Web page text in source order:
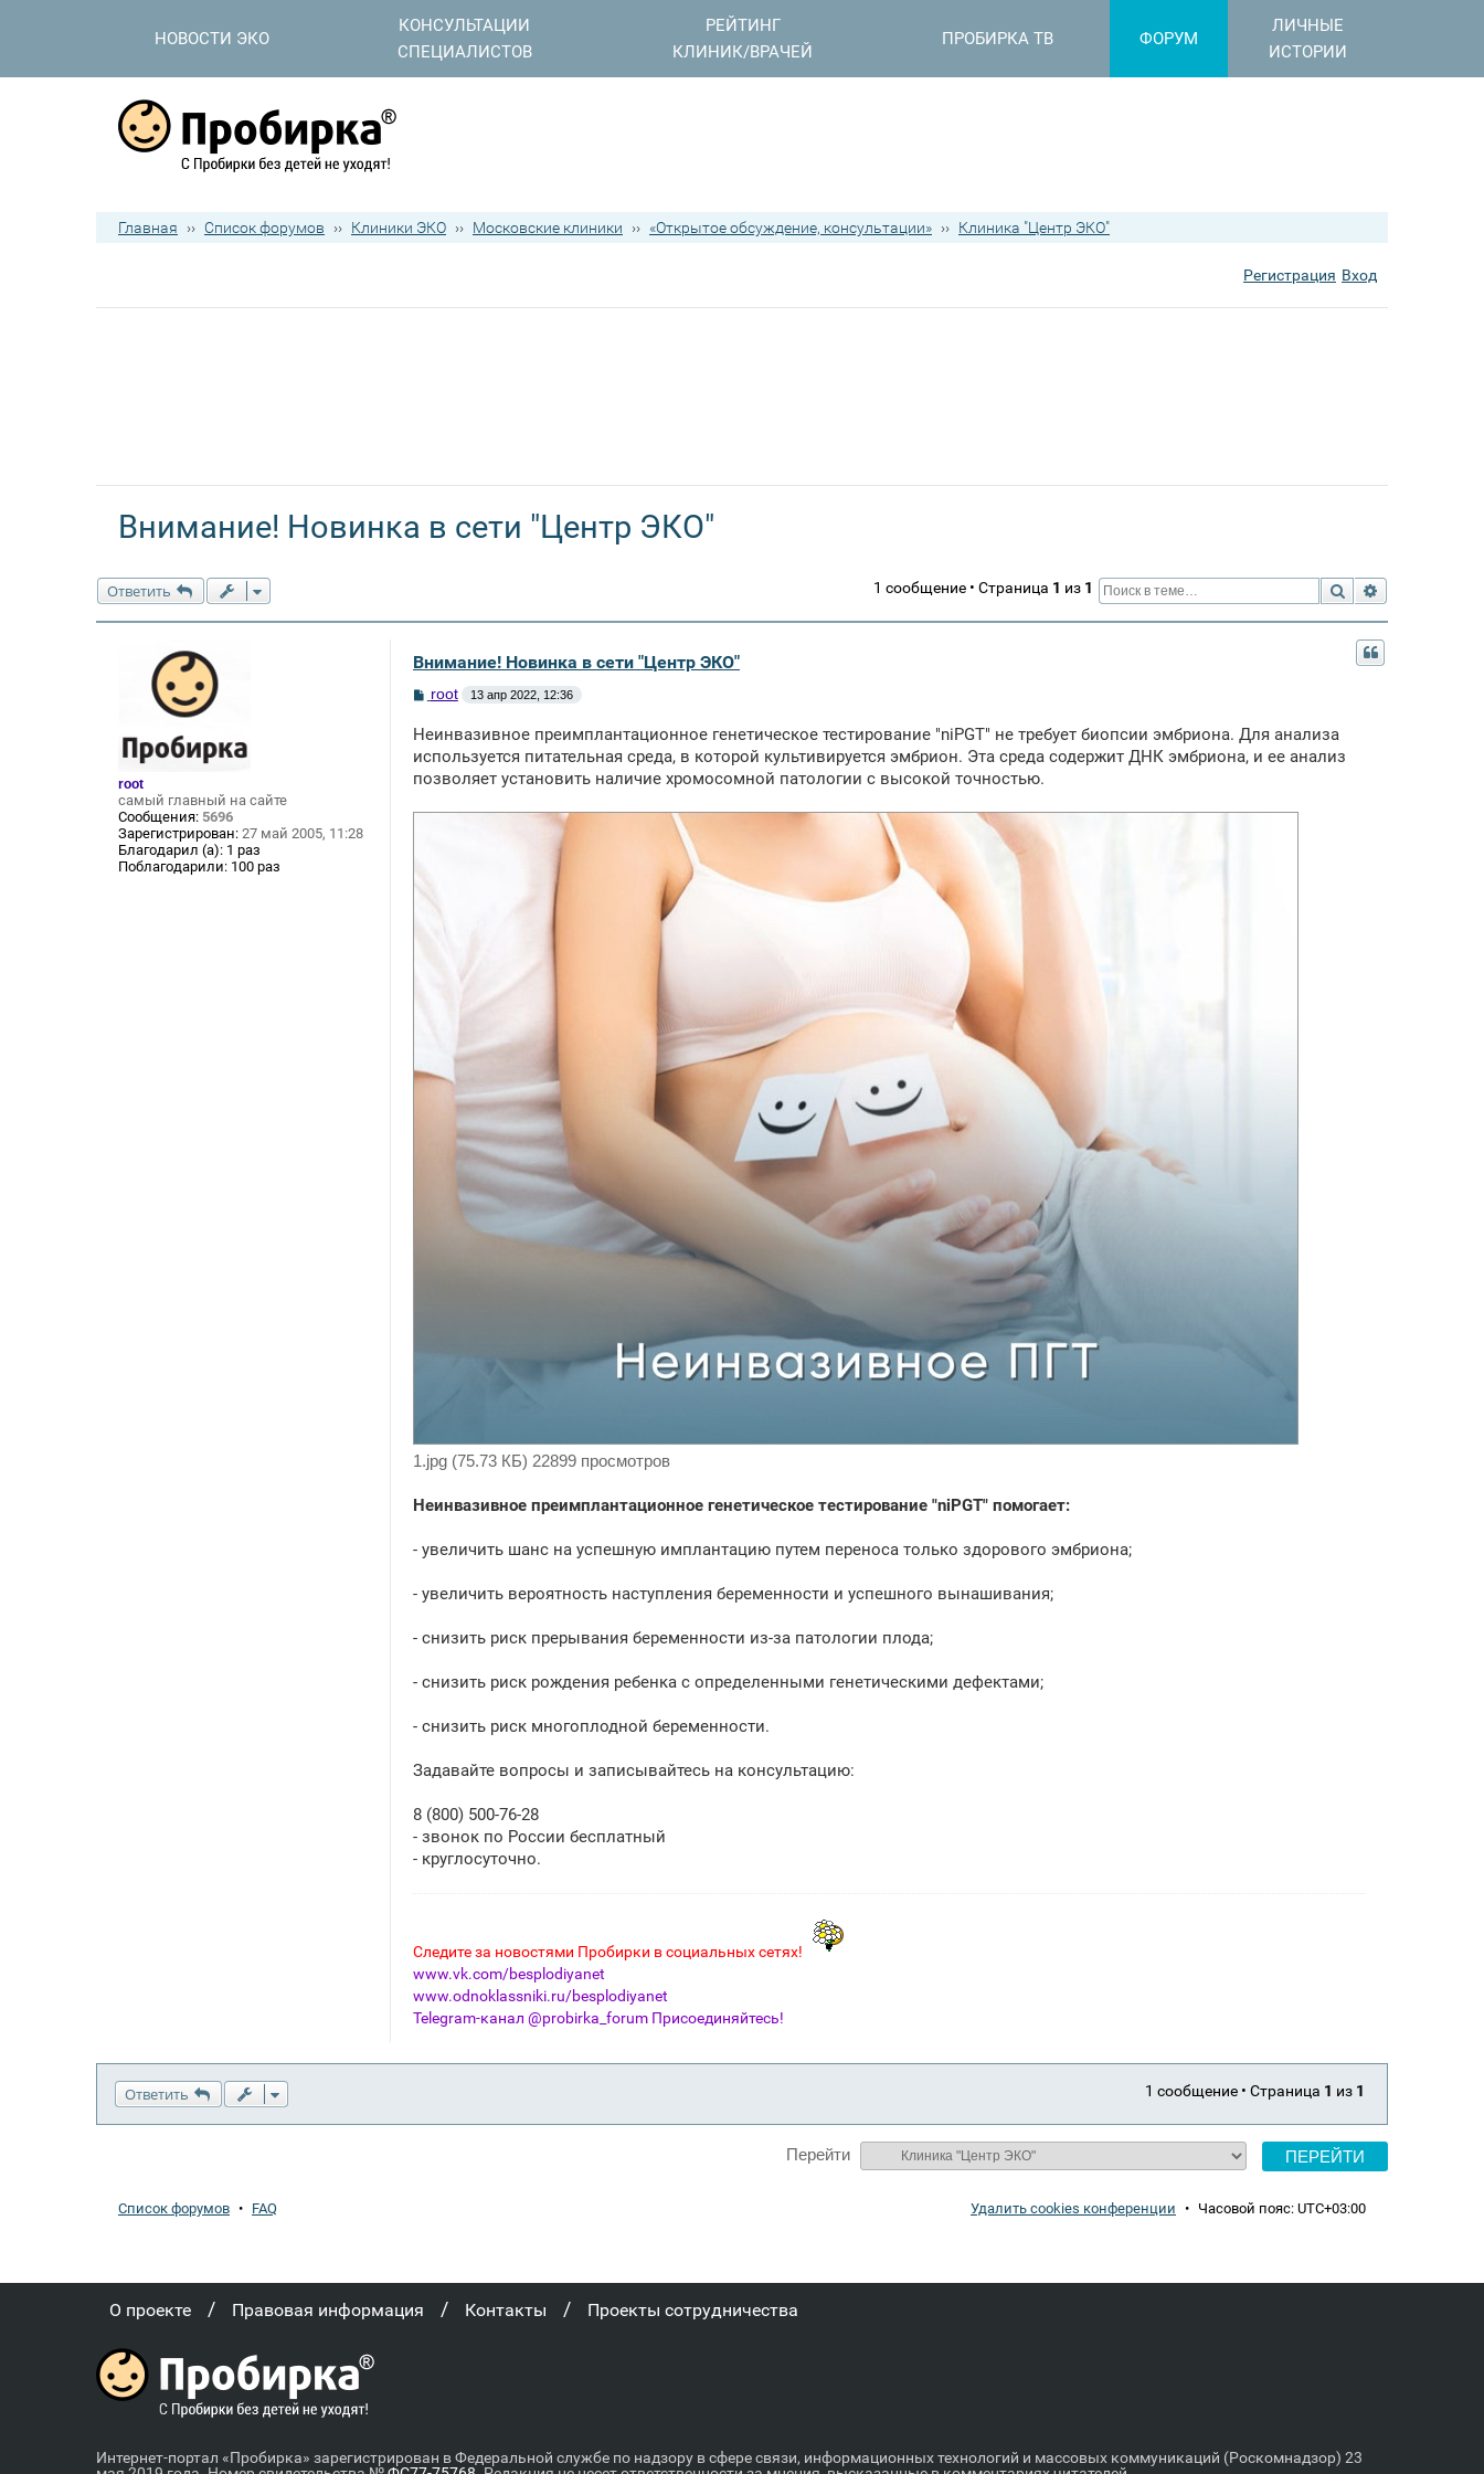
НОВОСТИ ЭКО
КОНСУЛЬТАЦИИ
СПЕЦИАЛИСТОВ
РЕЙТИНГ
КЛИНИК/ВРАЧЕЙ
ПРОБИРКА ТВ ФОРУМ
ЛИЧНЫЕ
ИСТОРИИ
Главная ›› Список форумов ›› Клиники ЭКО ›› Московские клиники ›› «Открытое обсуждение, консультации» ›› Клиника "Центр ЭКО"
Регистрация Вход
Внимание! Новинка в сети "Центр ЭКО"
Ответить Поиск
1 сообщение • Страница 1 из 1
root
самый главный на сайте
Сообщения: 5696
Зарегистрирован: 27 май 2005, 11:28
Благодарил (а): 1 раз
Поблагодарили: 100 раз
Внимание! Новинка в сети "Центр ЭКО"
С
б
щ
н
е
root 13 апр 2022, 12:36
Неинвазивное преимплантационное генетическое тестирование "niPGT" не требует биопсии эмбриона. Для анализа
используется питательная среда, в которой культивируется эмбрион. Эта среда содержит ДНК эмбриона, и ее анализ
позволяет установить наличие хромосомной патологии с высокой точностью.
1.jpg (75.73 КБ) 22899 просмотров
Неинвазивное преимплантационное генетическое тестирование "niPGT" помогает:
- увеличить шанс на успешную имплантацию путем переноса только здорового эмбриона;
- увеличить вероятность наступления беременности и успешного вынашивания;
- снизить риск прерывания беременности из-за патологии плода;
- снизить риск рождения ребенка с определенными генетическими дефектами;
- снизить риск многоплодной беременности.
Задавайте вопросы и записывайтесь на консультацию:
8 (800) 500-76-28
- звонок по России бесплатный
- круглосуточно.
Следите за новостями Пробирки в социальных сетях!
www.vk.com/besplodiyanet
www.odnoklassniki.ru/besplodiyanet
Telegram-канал @probirka_forum Присоединяйтесь!
Ответить 1 сообщение • Страница 1 из 1
Перейти
Список форумов • FAQ Удалить cookies конференции • Часовой пояс: UTC+03:00
О проекте / Правовая информация / Контакты / Проекты сотрудничества
Интернет-портал «Пробирка» зарегистрирован в Федеральной службе по надзору в сфере связи, информационных технологий и массовых коммуникаций (Роскомнадзор) 23